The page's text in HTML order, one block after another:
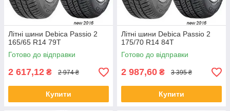
Літні шини Debica Passio 2
165/65 R14 79T
Готово до відправки
2 617,12 ₴ 2 974 ₴
Купити
Літні шини Debica Passio 2
175/70 R14 84T
Готово до відправки
2 987,60 ₴ 3 395 ₴
Купити